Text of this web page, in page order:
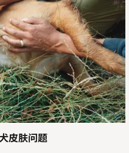
皮肤问题